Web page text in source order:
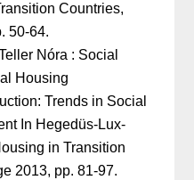
Countries,
50-64.
Nóra : Social
Housing
Trends in Social
In Hegedüs-Lux-
in Transition
2013, pp. 81-97.